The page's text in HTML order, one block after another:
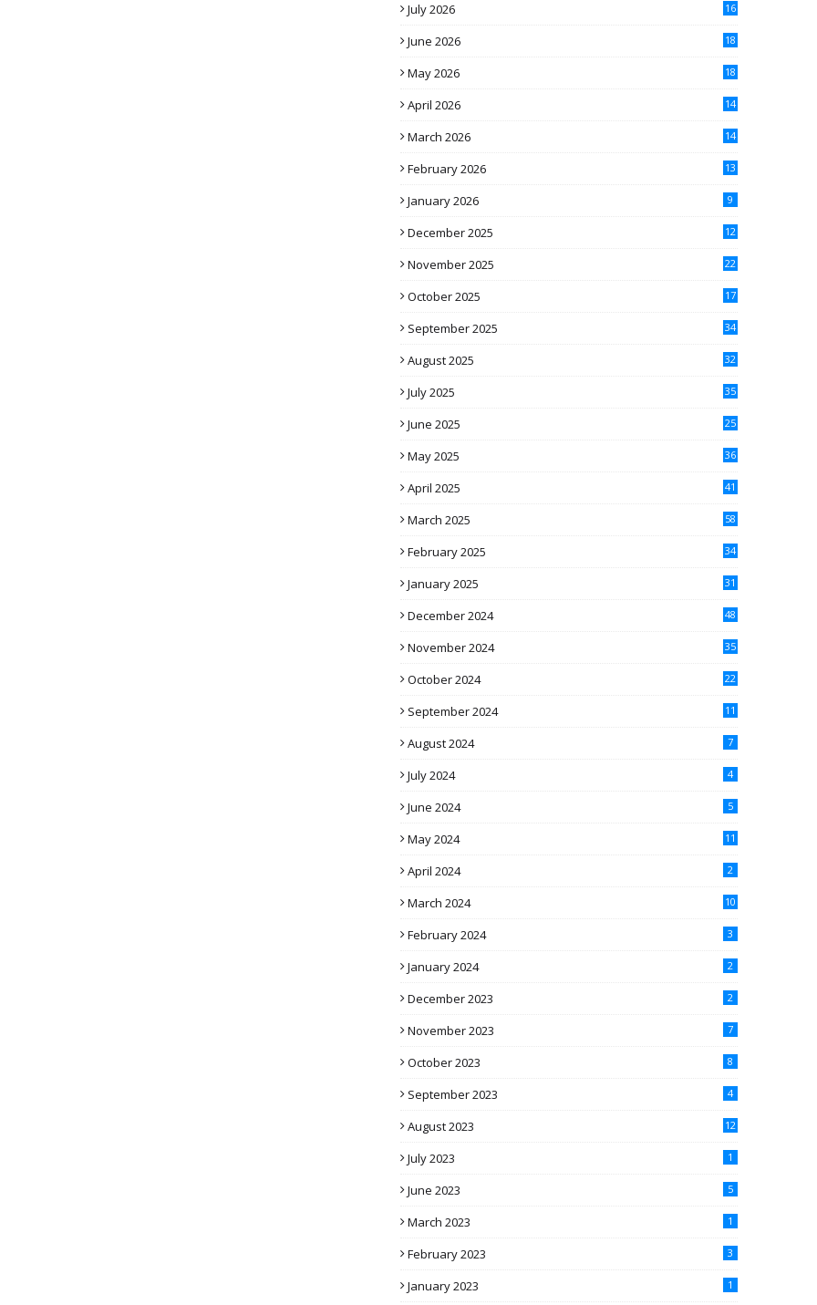
July 2026 16
June 2026 18
May 2026 18
April 2026 14
March 2026 14
February 2026 13
January 2026 9
December 2025 12
November 2025 22
October 2025 17
September 2025 34
August 2025 32
July 2025 35
June 2025 25
May 2025 36
April 2025 41
March 2025 58
February 2025 34
January 2025 31
December 2024 48
November 2024 35
October 2024 22
September 2024 11
August 2024 7
July 2024 4
June 2024 5
May 2024 11
April 2024 2
March 2024 10
February 2024 3
January 2024 2
December 2023 2
November 2023 7
October 2023 8
September 2023 4
August 2023 12
July 2023 1
June 2023 5
March 2023 1
February 2023 3
January 2023 1